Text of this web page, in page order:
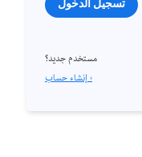
تسجيل الدخول
مستخدم جديد؟
إنشاء حساب ›